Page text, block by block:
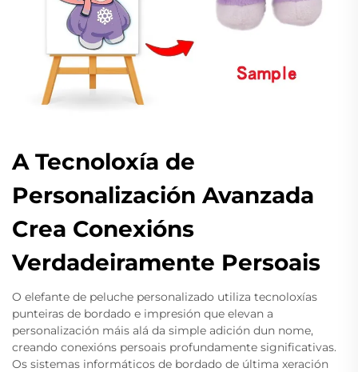
A Tecnoloxía de
Personalización Avanzada
Crea Conexións
Verdadeiramente Persoais
O elefante de peluche personalizado utiliza tecnoloxías
punteiras de bordado e impresión que elevan a
personalización máis alá da simple adición dun nome,
creando conexións persoais profundamente significativas.
Os sistemas informáticos de bordado de última xeración